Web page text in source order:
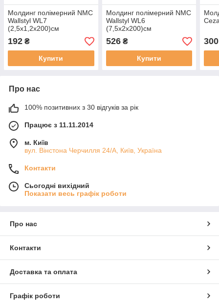
Молдинг полімерний NMC
Wallstyl WL7
(2,5х1,2x200)см
192 ₴
Купити
Молдинг полімерний NMC
Wallstyl WL6
(7,5х2x200)см
526₴
Купити
300
Про нас
100% позитивних з 30 відгуків за рік
Працює з 11.11.2014
м. Київ
вул. Вінстона Черчилля 24/А, Київ, Україна
Контакти
Сьогодні вихідний
Показати весь графік роботи
Про нас
Контакти
Доставка та оплата
Графік роботи